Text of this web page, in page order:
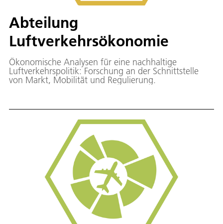
Abteilung
Luftverkehrsökonomie
Ökonomische Analysen für eine nachhaltige
Luftverkehrspolitik: Forschung an der Schnittstelle
von Markt, Mobilität und Regulierung.